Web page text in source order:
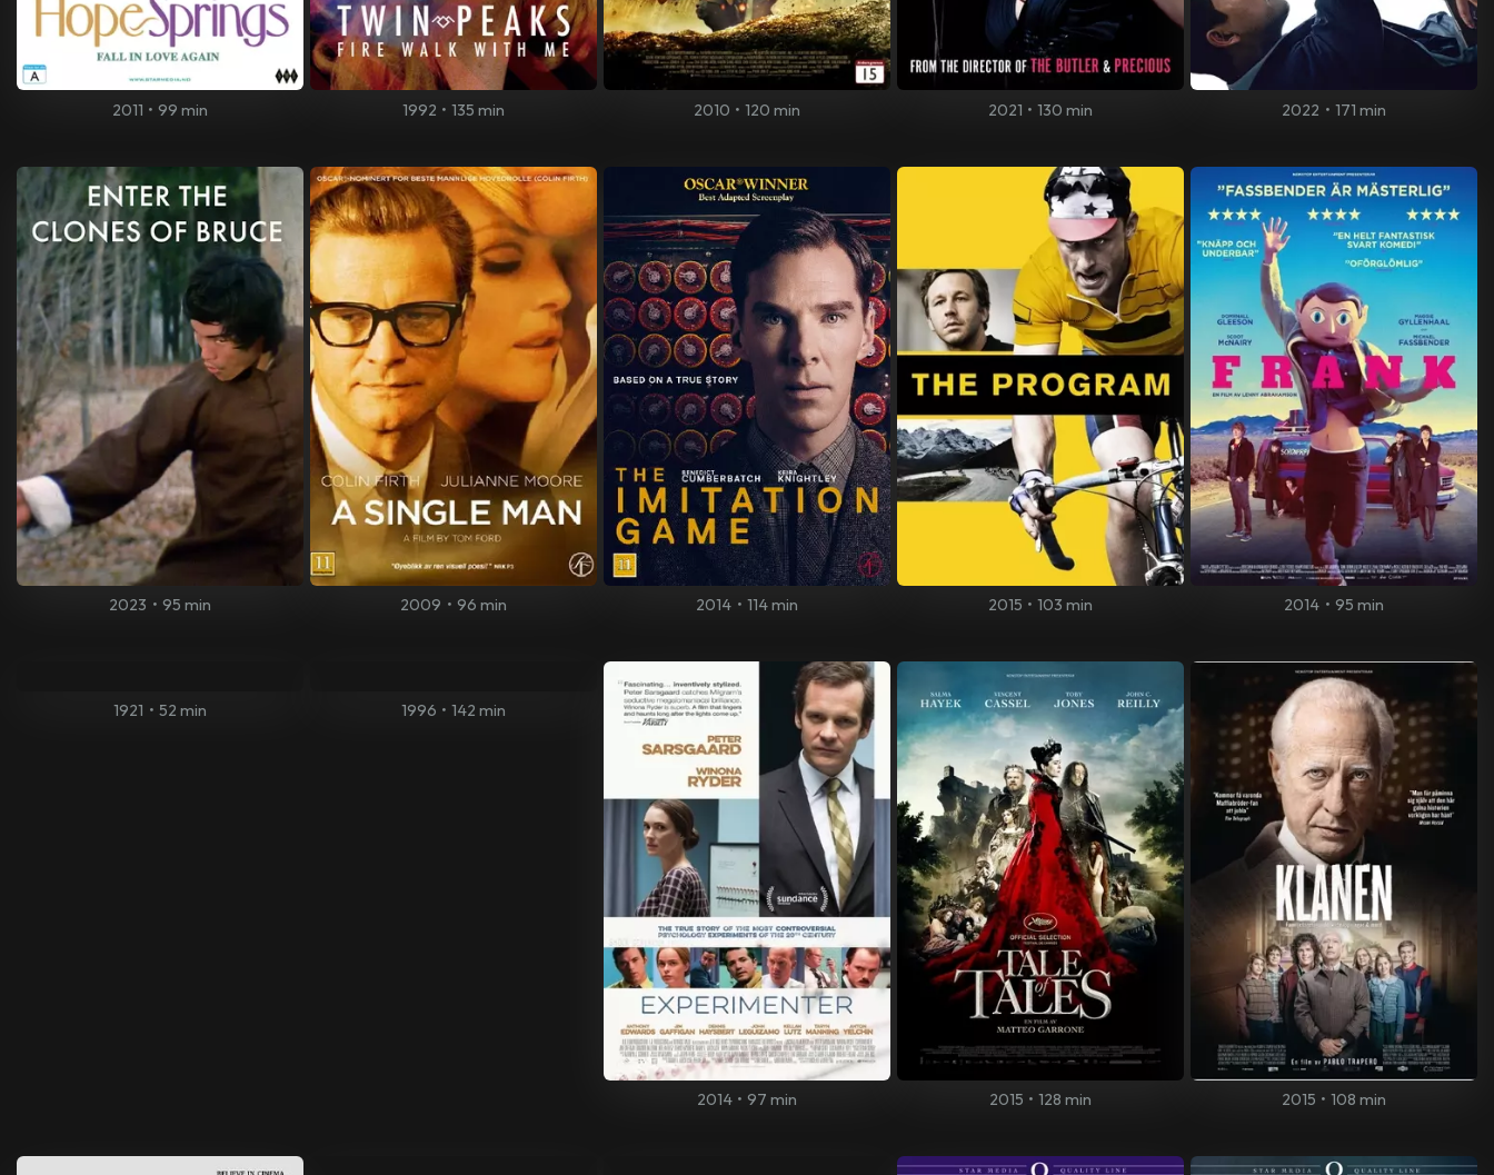
2011 • 99 min 1992 • 135 min 2010 • 120 min 2021 • 130 min 2022 • 171 min
2023 • 95 min 2009 • 96 min 2014 • 114 min 2015 • 103 min 2014 • 95 min
1921 • 52 min 1996 • 142 min
2014 • 97 min 2015 • 128 min 2015 • 108 min